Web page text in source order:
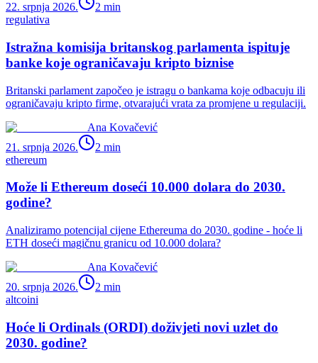
22. srpnja 2026.
2 min
regulativa
Istražna komisija britanskog parlamenta ispituje
banke koje ograničavaju kripto biznise
Britanski parlament započeo je istragu o bankama koje odbacuju ili
ograničavaju kripto firme, otvarajući vrata za promjene u regulaciji.
Ana Kovačević
21. srpnja 2026.
2 min
ethereum
Može li Ethereum doseći 10.000 dolara do 2030.
godine?
Analiziramo potencijal cijene Ethereuma do 2030. godine - hoće li
ETH doseći magičnu granicu od 10.000 dolara?
Ana Kovačević
20. srpnja 2026.
2 min
altcoini
Hoće li Ordinals (ORDI) doživjeti novi uzlet do
2030. godine?